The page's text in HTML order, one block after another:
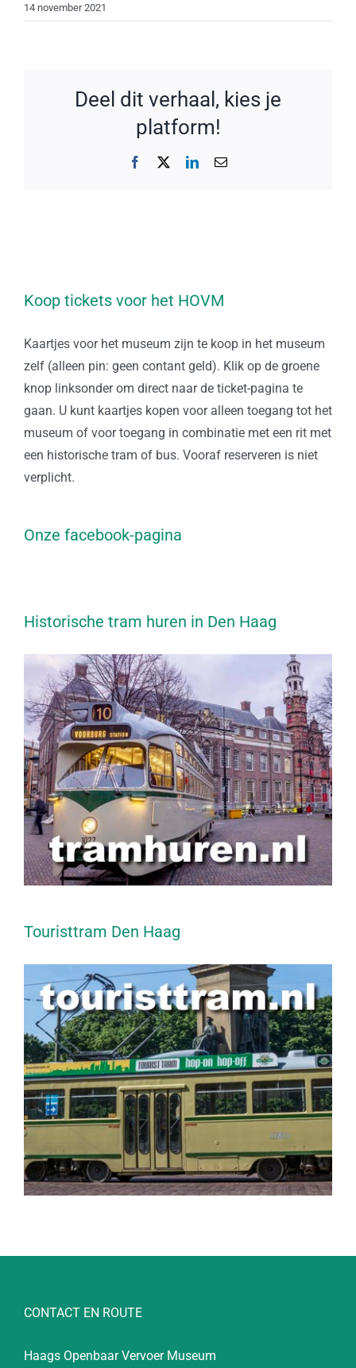
14 november 2021
Deel dit verhaal, kies je
platform!
Facebook LinkedIn
E-
Koop tickets voor het HOVM
Kaartjes voor het museum zijn te koop in het museum
zelf (alleen pin: geen contant geld). Klik op de groene
knop linksonder om direct naar de ticket-pagina te
gaan. U kunt kaartjes kopen voor alleen toegang tot het
museum of voor toegang in combinatie met een rit met
een historische tram of bus. Vooraf reserveren is niet
verplicht.
Onze facebook-pagina
Historische tram huren in Den Haag
Touristtram Den Haag
CONTACT EN ROUTE
Haags Openbaar Vervoer Museum